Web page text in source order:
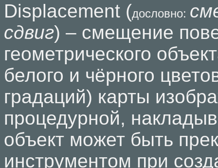
Displacement (дословно:
сдвиг) – смещение
геометрического
белого и чёрного
градаций) карты
процедурной,
объект может быть
инструментом при